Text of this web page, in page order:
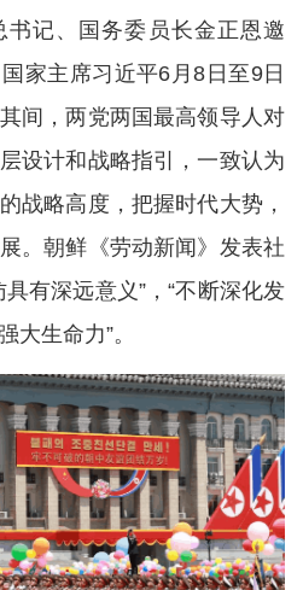
记、国务委员长金正恩邀
家主席习近平6月8日至9日
间，两党两国最高领导人对
设计和战略指引，一致认为
战略高度，把握时代大势，
。朝鲜《劳动新闻》发表社
有深远意义”，“不断深化发
大生命力”。